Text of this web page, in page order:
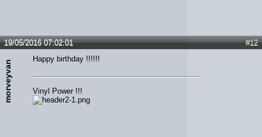
#12
19/05/2016 07:02:01
morveyvan
Happy birthday !!!!!!
Vinyl Power !!!